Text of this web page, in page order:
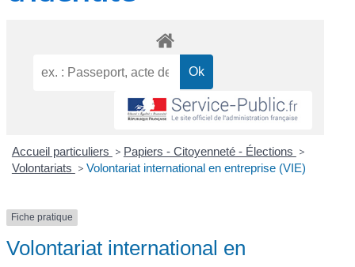
Accueil particuliers > Papiers - Citoyenneté - Élections >
Volontariats > Volontariat international en entreprise (VIE)
Fiche pratique
Volontariat international en